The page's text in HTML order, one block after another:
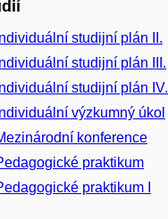
Individuální studijní plán II.
Individuální studijní plán III.
Individuální studijní plán IV.
Individuální výzkumný úkol
konference
praktikum
praktikum I